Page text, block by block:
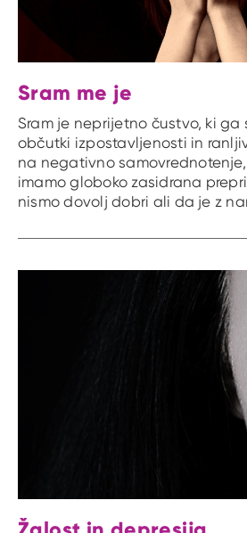
Sram me je
Sram je neprijetno čustvo, ki ga
občutki izpostavljenosti in
na negativno
imamo globoko zasidrana
nismo dovolj dobri ali da je z